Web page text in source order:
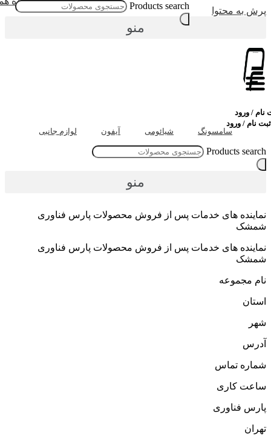
به محتوا Products search
منو
/ ورود
نام / ورود
سامسونگ
شیائومی آیفون لوازم جانبی
Products
منو
های خدمات پس از فروش محصولات پارس فناوری
های خدمات پس از فروش محصولات پارس فناوری
مجموعه
تماس
کاری
فناوری